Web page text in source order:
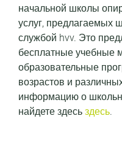
начальной школы
услуг, предлагаемых
службой hvv. Это
бесплатные учебные
образовательные
возрастов и
информацию о
найдете здесь здесь.